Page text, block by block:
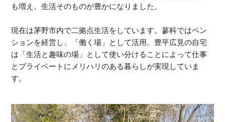
も増え、生活そのものが豊かになりました。
現在は茅野市内で二拠点生活をしています。蓼科ではペン
ションを経営し、「働く場」として活用。豊平広見の自宅
は「生活と趣味の場」として使い分けることによって仕事
とプライベートにメリハリのある暮らしが実現していま
す。